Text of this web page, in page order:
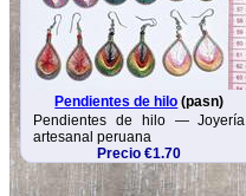
Pendientes de hilo (pasn)
Pendientes de hilo — Joyería
artesanal peruana
Precio €1.70